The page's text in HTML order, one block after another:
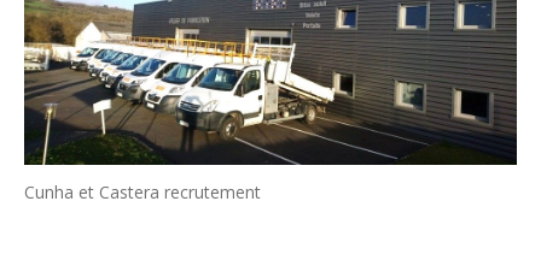
Cunha et Castera recrutement